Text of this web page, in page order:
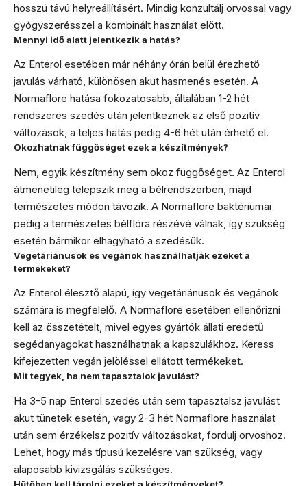
hosszú távú helyreállításért. Mindig konzultálj orvossal vagy
gyógyszerésszel a kombinált használat előtt.
Mennyi idő alatt jelentkezik a hatás?
Az Enterol esetében már néhány órán belül érezhető
javulás várható, különösen akut hasmenés esetén. A
Normaflore hatása fokozatosabb, általában 1-2 hét
rendszeres szedés után jelentkeznek az első pozitív
változások, a teljes hatás pedig 4-6 hét után érhető el.
Okozhatnak függőséget ezek a készítmények?
Nem, egyik készítmény sem okoz függőséget. Az Enterol
átmenetileg telepszik meg a bélrendszerben, majd
természetes módon távozik. A Normaflore baktériumai
pedig a természetes bélflóra részévé válnak, így szükség
esetén bármikor elhagyható a szedésük.
Vegetáriánusok és vegánok használhatják ezeket a
termékeket?
Az Enterol élesztő alapú, így vegetáriánusok és vegánok
számára is megfelelő. A Normaflore esetében ellenőrizni
kell az összetételt, mivel egyes gyártók állati eredetű
segédanyagokat használhatnak a kapszulákhoz. Keress
kifejezetten vegán jelöléssel ellátott termékeket.
Mit tegyek, ha nem tapasztalok javulást?
Ha 3-5 nap Enterol szedés után sem tapasztalsz javulást
akut tünetek esetén, vagy 2-3 hét Normaflore használat
után sem érzékelsz pozitív változásokat, fordulj orvoshoz.
Lehet, hogy más típusú kezelésre van szükség, vagy
alaposabb kivizsgálás szükséges.
Hűtőben kell tárolni ezeket a készítményeket?